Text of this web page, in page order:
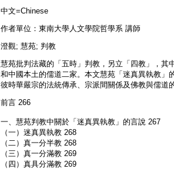
中文=Chinese
作者單位：東南大學人文學院哲學系 講師
澄觀; 慧苑; 判教
慧苑批判法藏的「五時」判教，另立「四教」，其
和中國本土的儒道二家。本文慧苑「迷真異執教」
彼時華嚴宗的法統傳承、宗派間關係及佛教與儒道
前言 266
一、慧苑判教中關於「迷真異執教」的言說 267
（一）迷真異執教 268
（二）真一分半教 268
（三）真一分滿教 269
（四）真具分滿教 269